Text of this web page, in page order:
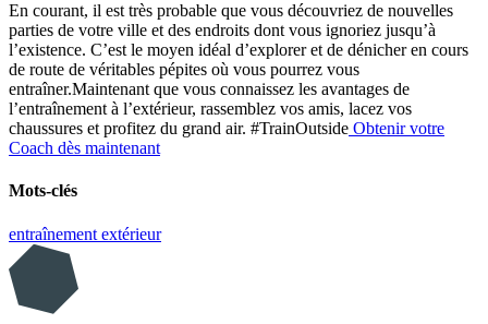
En courant, il est très probable que vous découvriez de nouvelles
parties de votre ville et des endroits dont vous ignoriez jusqu’à
l’existence. C’est le moyen idéal d’explorer et de dénicher en cours
de route de véritables pépites où vous pourrez vous
entraîner.Maintenant que vous connaissez les avantages de
l’entraînement à l’extérieur, rassemblez vos amis, lacez vos
chaussures et profitez du grand air. #TrainOutside Obtenir votre
Coach dès maintenant
Mots-clés
entraînement extérieur